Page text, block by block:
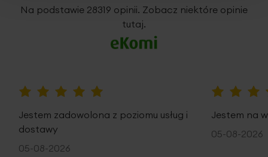
Na podstawie 28319 opinii. Zobacz niektóre opinie
tutaj.
Jestem zadowolona z poziomu usług i
dostawy
05-08-2026
Jestem na
05-08-2026